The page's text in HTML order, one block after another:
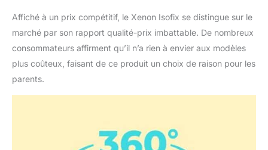
Affiché à un prix compétitif, le Xenon Isofix se distingue sur le
marché par son rapport qualité-prix imbattable. De nombreux
consommateurs affirment qu’il n’a rien à envier aux modèles
plus coûteux, faisant de ce produit un choix de raison pour les
parents.